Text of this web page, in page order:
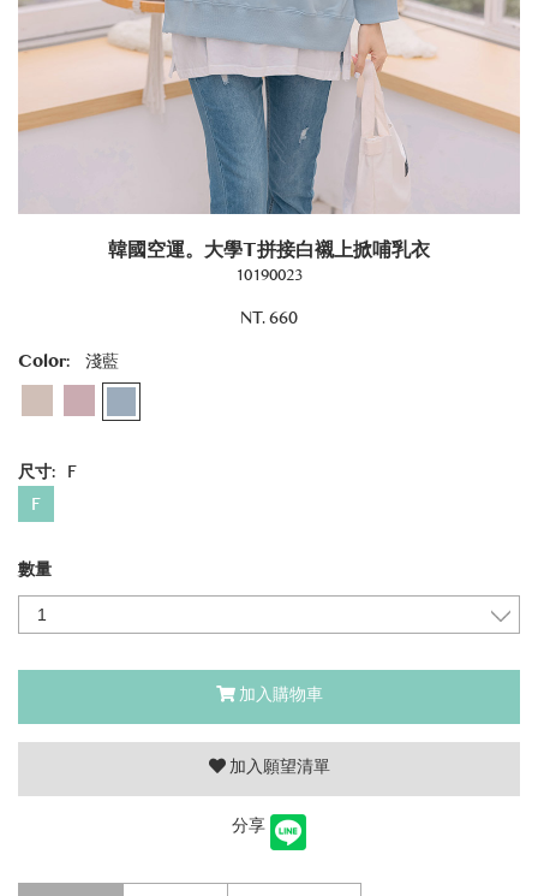
韓國空運。大學T拼接白襯上掀哺乳衣
10190023
NT. 660
Color:
淺藍
尺寸: F
F
數量
加入購物車
加入願望清單
分享